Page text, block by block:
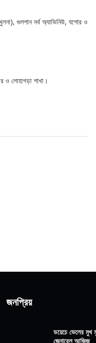
গুলশান নর্থ অ্যাভিনিউ, যশোর ও
ও লোহাগড়া শাখা।
জনপ্রিয়
ডয়েচে ভেলের মুখ
জেনারেল আজিজ